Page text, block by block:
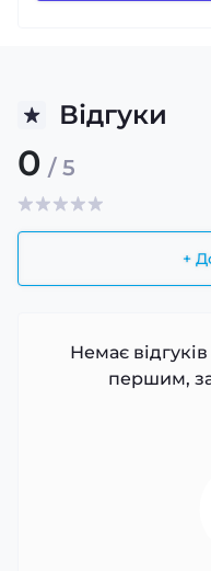
Відгуки
0 / 5
+
Немає
першим,